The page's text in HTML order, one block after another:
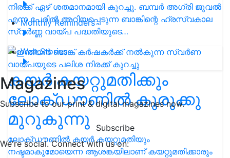
Monthly Reminders
Web Stories
Magazines
Subscribe to our print & digital magazines now.
Subscribe
We're social. Connect with us on:
നിരക്ക് ഏഴ് ശതമാനമായി കുറച്ചു. ബമ്പർ അഗ്രി ജുവൽ
എന്ന പേരിൽ അറിയപ്പെടുന്ന ബാങ്കിന്റെ ഹ്രസ്വകാല
സ്വർണ്ണ വായ്പ പദ്ധതിയുടെ…
കയർ കയറ്റുമതിക്കും
ലോക്ഡൗണിൽ കുരുക്കു
മുറുകുന്നു
ലോക്ഡൗണിൽ കയർ കയറ്റുമതിയും
നഷ്ടമാകുമോയെന്ന ആശങ്കയിലാണ് കയറ്റുമതിക്കാരും